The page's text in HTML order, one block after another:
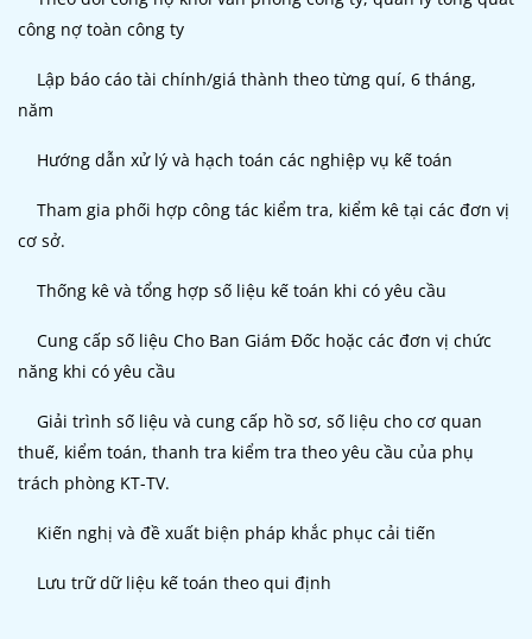
công nợ toàn công ty
Lập báo cáo tài chính/giá thành theo từng quí, 6 tháng,
năm
Hướng dẫn xử lý và hạch toán các nghiệp vụ kế toán
Tham gia phối hợp công tác kiểm tra, kiểm kê tại các đơn vị
cơ sở.
Thống kê và tổng hợp số liệu kế toán khi có yêu cầu
Cung cấp số liệu Cho Ban Giám Đốc hoặc các đơn vị chức
năng khi có yêu cầu
Giải trình số liệu và cung cấp hồ sơ, số liệu cho cơ quan
thuế, kiểm toán, thanh tra kiểm tra theo yêu cầu của phụ
trách phòng KT-TV.
Kiến nghị và đề xuất biện pháp khắc phục cải tiến
Lưu trữ dữ liệu kế toán theo qui định